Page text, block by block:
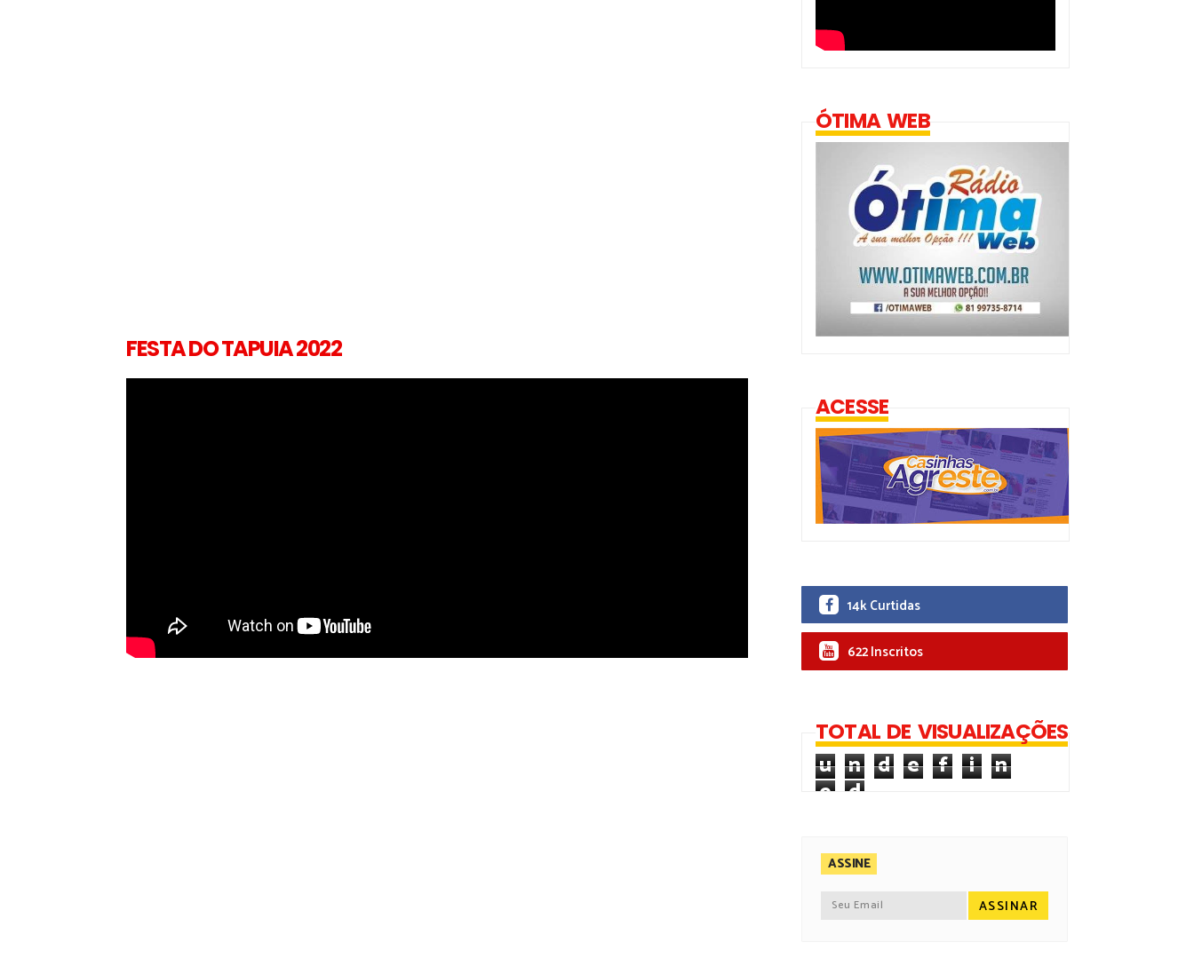
FESTA DO TAPUIA 2022
ÓTIMA WEB
ACESSE
14k Curtidas
622 Inscritos
TOTAL DE VISUALIZAÇÕES
u n d e f i n
e d
ASSINE